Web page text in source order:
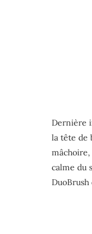
Dernière
la tête de
calme du
DuoBrush